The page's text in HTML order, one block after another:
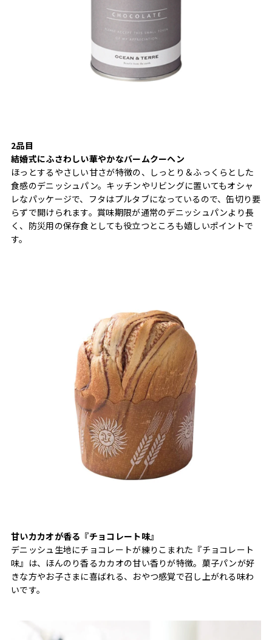
2品目
結婚式にふさわしい華やかなバームクーヘン
ほっとするやさしい甘さが特徴の、しっとり＆ふっくらとした
食感のデニッシュパン。キッチンやリビングに置いてもオシャ
レなパッケージで、フタはプルタブになっているので、缶切り要
らずで開けられます。賞味期限が通常のデニッシュパンより長
く、防災用の保存食としても役立つところも嬉しいポイントで
す。
甘いカカオが香る『チョコレート味』
デニッシュ生地にチョコレートが練りこまれた『チョコレート
味』は、ほんのり香るカカオの甘い香りが特徴。菓子パンが好
きな方やお子さまに喜ばれる、おやつ感覚で召し上がれる味わ
いです。